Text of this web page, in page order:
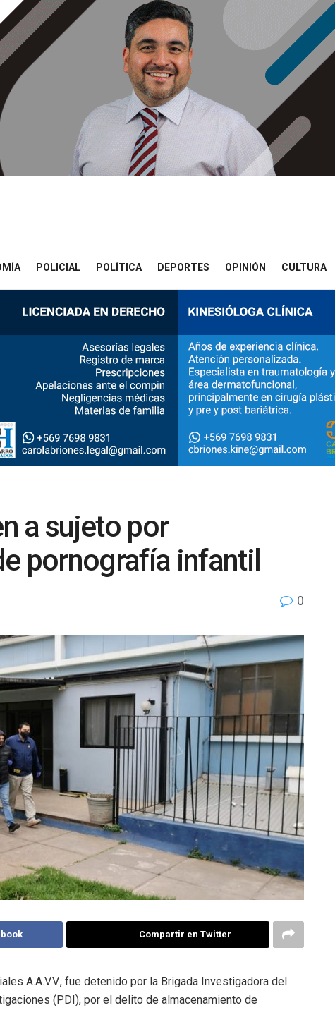
POLICIAL POLÍTICA DEPORTES OPINIÓN CULTURA
a sujeto por
pornografía infantil
0
Compartir en Twitter
A.A.V.V., fue detenido por la Brigada Investigadora del
(PDI), por el delito de almacenamiento de